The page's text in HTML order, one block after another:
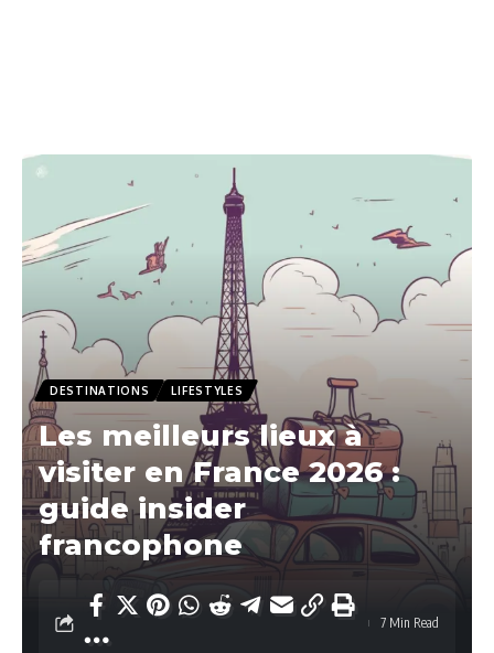
DESTINATIONS LIFESTYLES
Les meilleurs lieux à
visiter en France 2026 :
guide insider
francophone
7 Min Read